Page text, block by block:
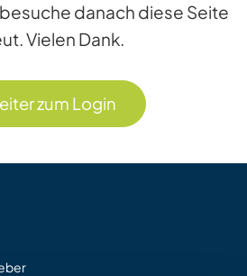
danach diese Seite
Vielen Dank.
zum Login